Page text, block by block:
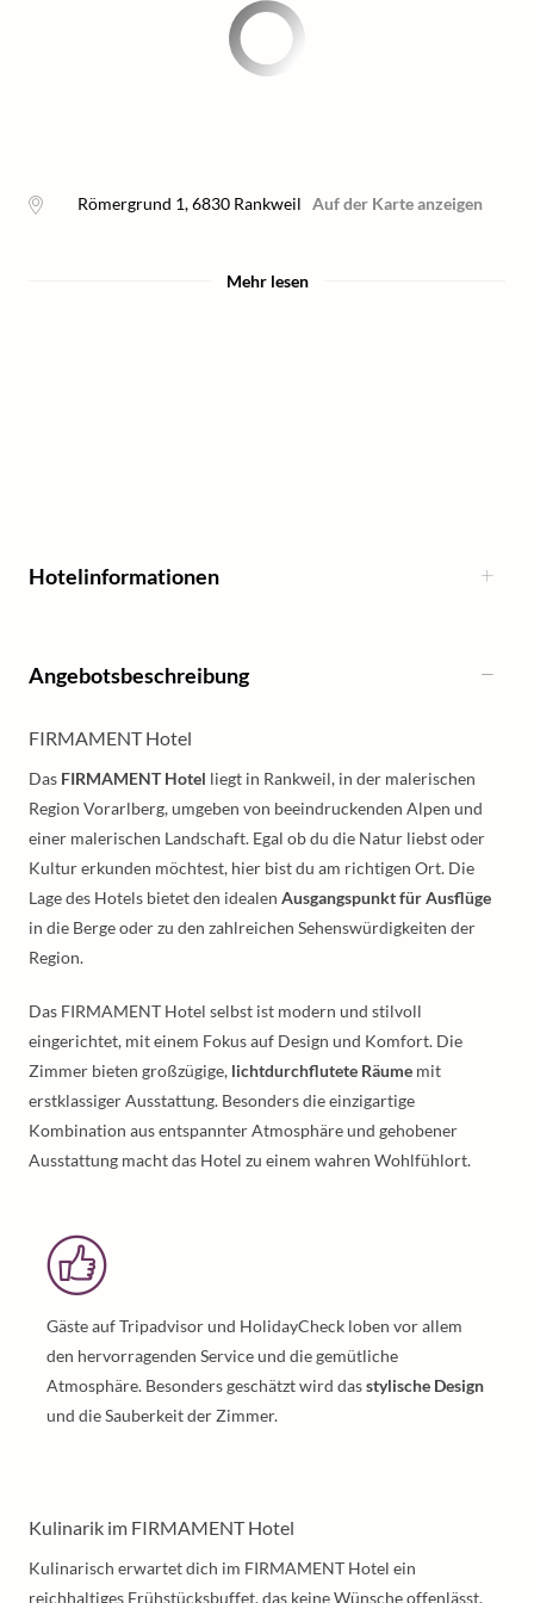
Römergrund 1,6830 Rankweil Auf der Karte anzeigen
Mehr lesen
Hotelinformationen
Angebotsbeschreibung
FIRMAMENT Hotel
Das FIRMAMENT Hotel liegt in Rankweil, in der malerischen
Region Vorarlberg, umgeben von beeindruckenden Alpen und
einer malerischen Landschaft. Egal ob du die Natur liebst oder
Kultur erkunden möchtest, hier bist du am richtigen Ort. Die
Lage des Hotels bietet den idealen Ausgangspunkt für Ausflüge
in die Berge oder zu den zahlreichen Sehenswürdigkeiten der
Region.
Das FIRMAMENT Hotel selbst ist modern und stilvoll
eingerichtet, mit einem Fokus auf Design und Komfort. Die
Zimmer bieten großzügige, lichtdurchflutete Räume mit
erstklassiger Ausstattung. Besonders die einzigartige
Kombination aus entspannter Atmosphäre und gehobener
Ausstattung macht das Hotel zu einem wahren Wohlfühlort.
Gäste auf Tripadvisor und HolidayCheck loben vor allem
den hervorragenden Service und die gemütliche
Atmosphäre. Besonders geschätzt wird dasstylische Design
und die Sauberkeit der Zimmer.
Kulinarik im FIRMAMENT Hotel
Kulinarisch erwartet dich im FIRMAMENT Hotel ein
reichhaltiges Frühstücksbuffet, das keine Wünsche offenlässt.